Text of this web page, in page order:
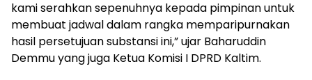
kami serahkan sepenuhnya kepada pimpinan untuk
membuat jadwal dalam rangka memparipurnakan
hasil persetujuan substansi ini,” ujar Baharuddin
Demmu yang juga Ketua Komisi I DPRD Kaltim.